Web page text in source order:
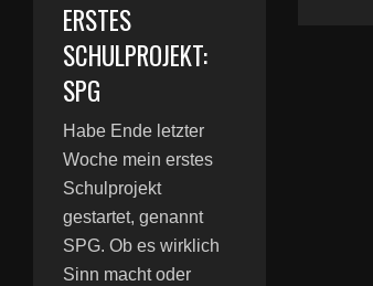
ERSTES
SCHULPROJEKT:
SPG
Habe Ende letzter
Woche mein erstes
Schulprojekt
gestartet, genannt
SPG. Ob es wirklich
Sinn macht oder